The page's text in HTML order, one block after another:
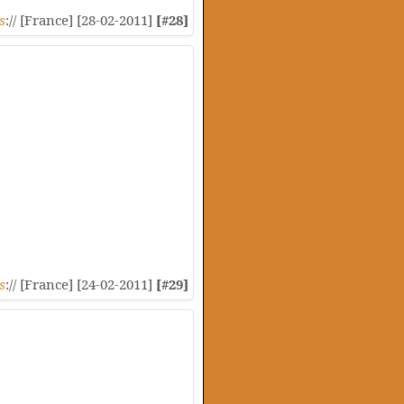
:// [France] [28-02-2011] [#28]
:// [France] [24-02-2011] [#29]